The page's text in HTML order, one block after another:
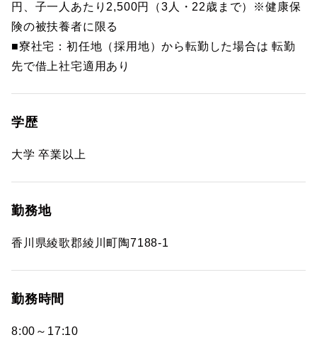
円、子一人あたり2,500円（3人・22歳まで）※健康保
険の被扶養者に限る
■寮社宅：初任地（採用地）から転勤した場合は 転勤
先で借上社宅適用あり
学歴
大学 卒業以上
勤務地
香川県綾歌郡綾川町陶7188-1
勤務時間
8:00～17:10